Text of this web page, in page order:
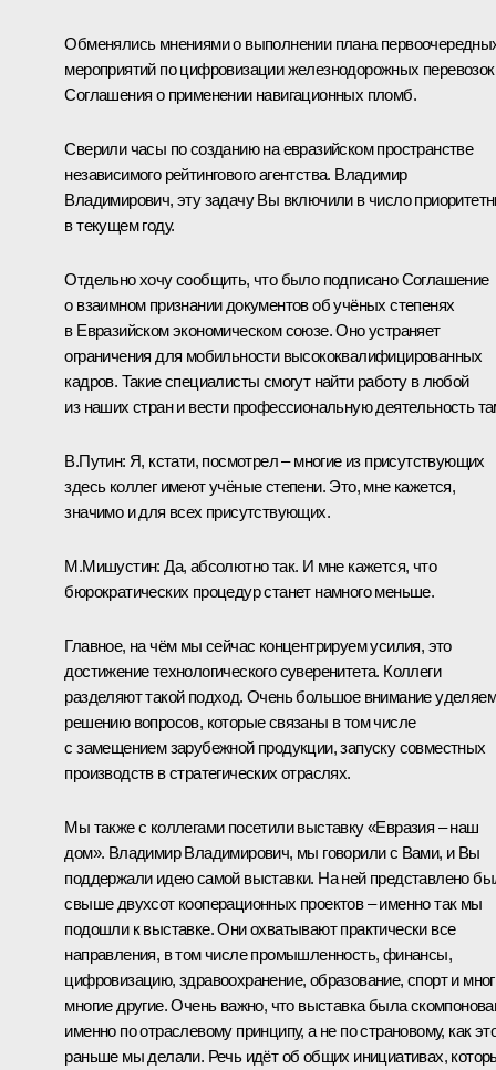
Обменялись мнениями о выполнении плана
мероприятий по цифровизации железнодорожных
Соглашения о применении навигационных пломб.
Сверили часы по созданию на евразийском пространстве
независимого рейтингового агентства. Владимир
Владимирович, эту задачу Вы включили в число
в текущем году.
Отдельно хочу сообщить, что было подписано Соглашение
о взаимном признании документов об учёных степенях
в Евразийском экономическом союзе. Оно устраняет
ограничения для мобильности высококвалифицированных
кадров. Такие специалисты смогут найти работу в любой
из наших стран и вести профессиональную деятельность
В.Путин: Я, кстати, посмотрел – многие из присутствующих
здесь коллег имеют учёные степени. Это, мне кажется,
значимо и для всех присутствующих.
М.Мишустин: Да, абсолютно так. И мне кажется, что
бюрократических процедур станет намного меньше.
Главное, на чём мы сейчас концентрируем усилия, это
достижение технологического суверенитета. Коллеги
разделяют такой подход. Очень большое внимание уделяем
решению вопросов, которые связаны в том числе
с замещением зарубежной продукции, запуску совместных
производств в стратегических отраслях.
Мы также с коллегами посетили выставку «Евразия – наш
дом». Владимир Владимирович, мы говорили с Вами, и Вы
поддержали идею самой выставки. На ней представлено
свыше двухсот кооперационных проектов – именно так мы
подошли к выставке. Они охватывают практически все
направления, в том числе промышленность, финансы,
цифровизацию, здравоохранение, образование, спорт и
многие другие. Очень важно, что выставка была
именно по отраслевому принципу, а не по страновому, как
раньше мы делали. Речь идёт об общих инициативах,